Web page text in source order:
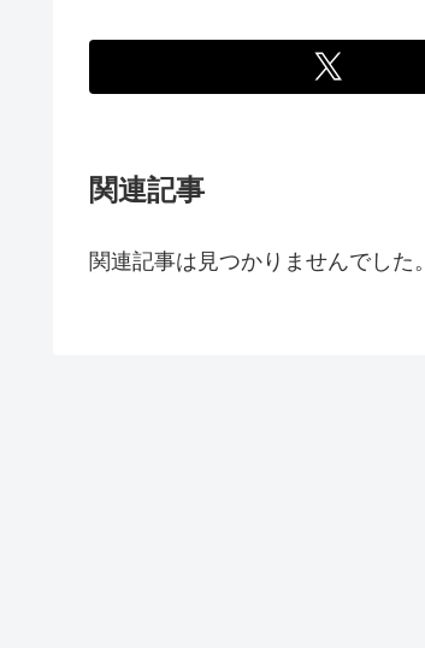
関連記事
関連記事は見つかりませんでした。